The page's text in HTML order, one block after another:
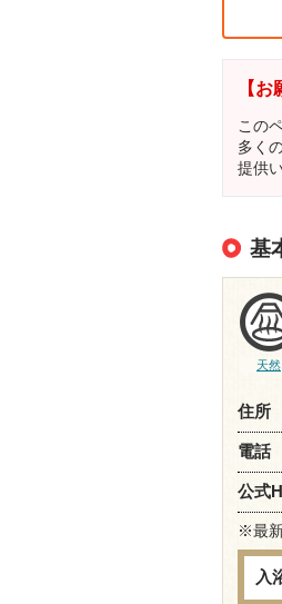
【お
この
多く
提供
基
天然
住所
電話
公式
※最
入